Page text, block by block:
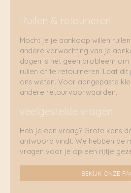
Ruilen & retouneren
Mocht je je aankoop willen
andere verwachting van je
dagen is het geen probleem
ruilen of te retourneren. Laat dit
ons weten. Voor aangepaste
andere retourvoorwaarden.
veelgestelde vragen
Heb je een vraag? Grote kans
antwoord vindt. We hebben de
vragen voor je op een rijtje
BEKIJK ONZE